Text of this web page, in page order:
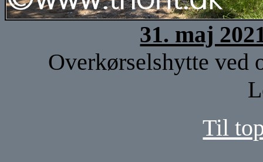
31. maj
Overkørselshytte ved
Til